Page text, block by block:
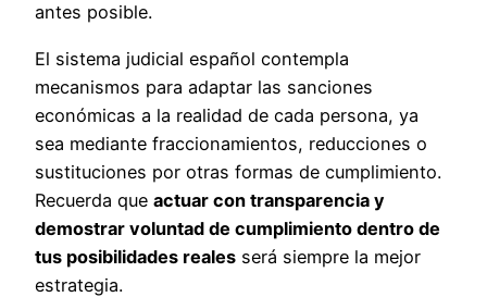
antes posible.
El sistema judicial español contempla
mecanismos para adaptar las sanciones
económicas a la realidad de cada persona, ya
sea mediante fraccionamientos, reducciones o
sustituciones por otras formas de cumplimiento.
Recuerda que actuar con transparencia y
demostrar voluntad de cumplimiento dentro de
tus posibilidades reales será siempre la mejor
estrategia.